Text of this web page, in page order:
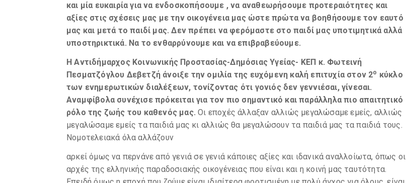
και μία ευκαιρία για να ενδοσκοπήσουμε , να αναθεωρήσουμε προτεραιότητες και
αξίες στις σχέσεις μας με την οικογένεια μας ώστε πρώτα να βοηθήσουμε τον εαυτό
μας και μετά το παιδί μας. Δεν πρέπει να φερόμαστε στο παιδί μας υποτιμητικά αλλά
υποστηρικτικά. Να το ενθαρρύνουμε και να επιβραβεύουμε.
Η Αντιδήμαρχος Κοινωνικής Προστασίας-Δημόσιας Υγείας- ΚΕΠ κ. Φωτεινή
Πεσματζόγλου Δεβετζή άνοιξε την ομιλία της ευχόμενη καλή επιτυχία στον 2ο κύκλο
των ενημερωτικών διαλέξεων, τονίζοντας ότι γονιός δεν γεννιέσαι, γίνεσαι.
Αναμφίβολα συνέχισε πρόκειται για τον πιο σημαντικό και παράλληλα πιο απαιτητικό
ρόλο της ζωής του καθενός μας.Οι εποχές άλλαξαν αλλιώς μεγαλώσαμε εμείς, αλλιώς
μεγαλώσαμε εμείς τα παιδιά μας κι αλλιώς θα μεγαλώσουν τα παιδιά μας τα παιδιά τους.
Νομοτελειακά όλα αλλάζουν
αρκεί όμως να περνάνε από γενιά σε γενιά κάποιες αξίες και ιδανικά αναλλοίωτα, όπως οι
αρχές της ελληνικής παραδοσιακής οικογένειας που είναι και η κοινή μας ταυτότητα.